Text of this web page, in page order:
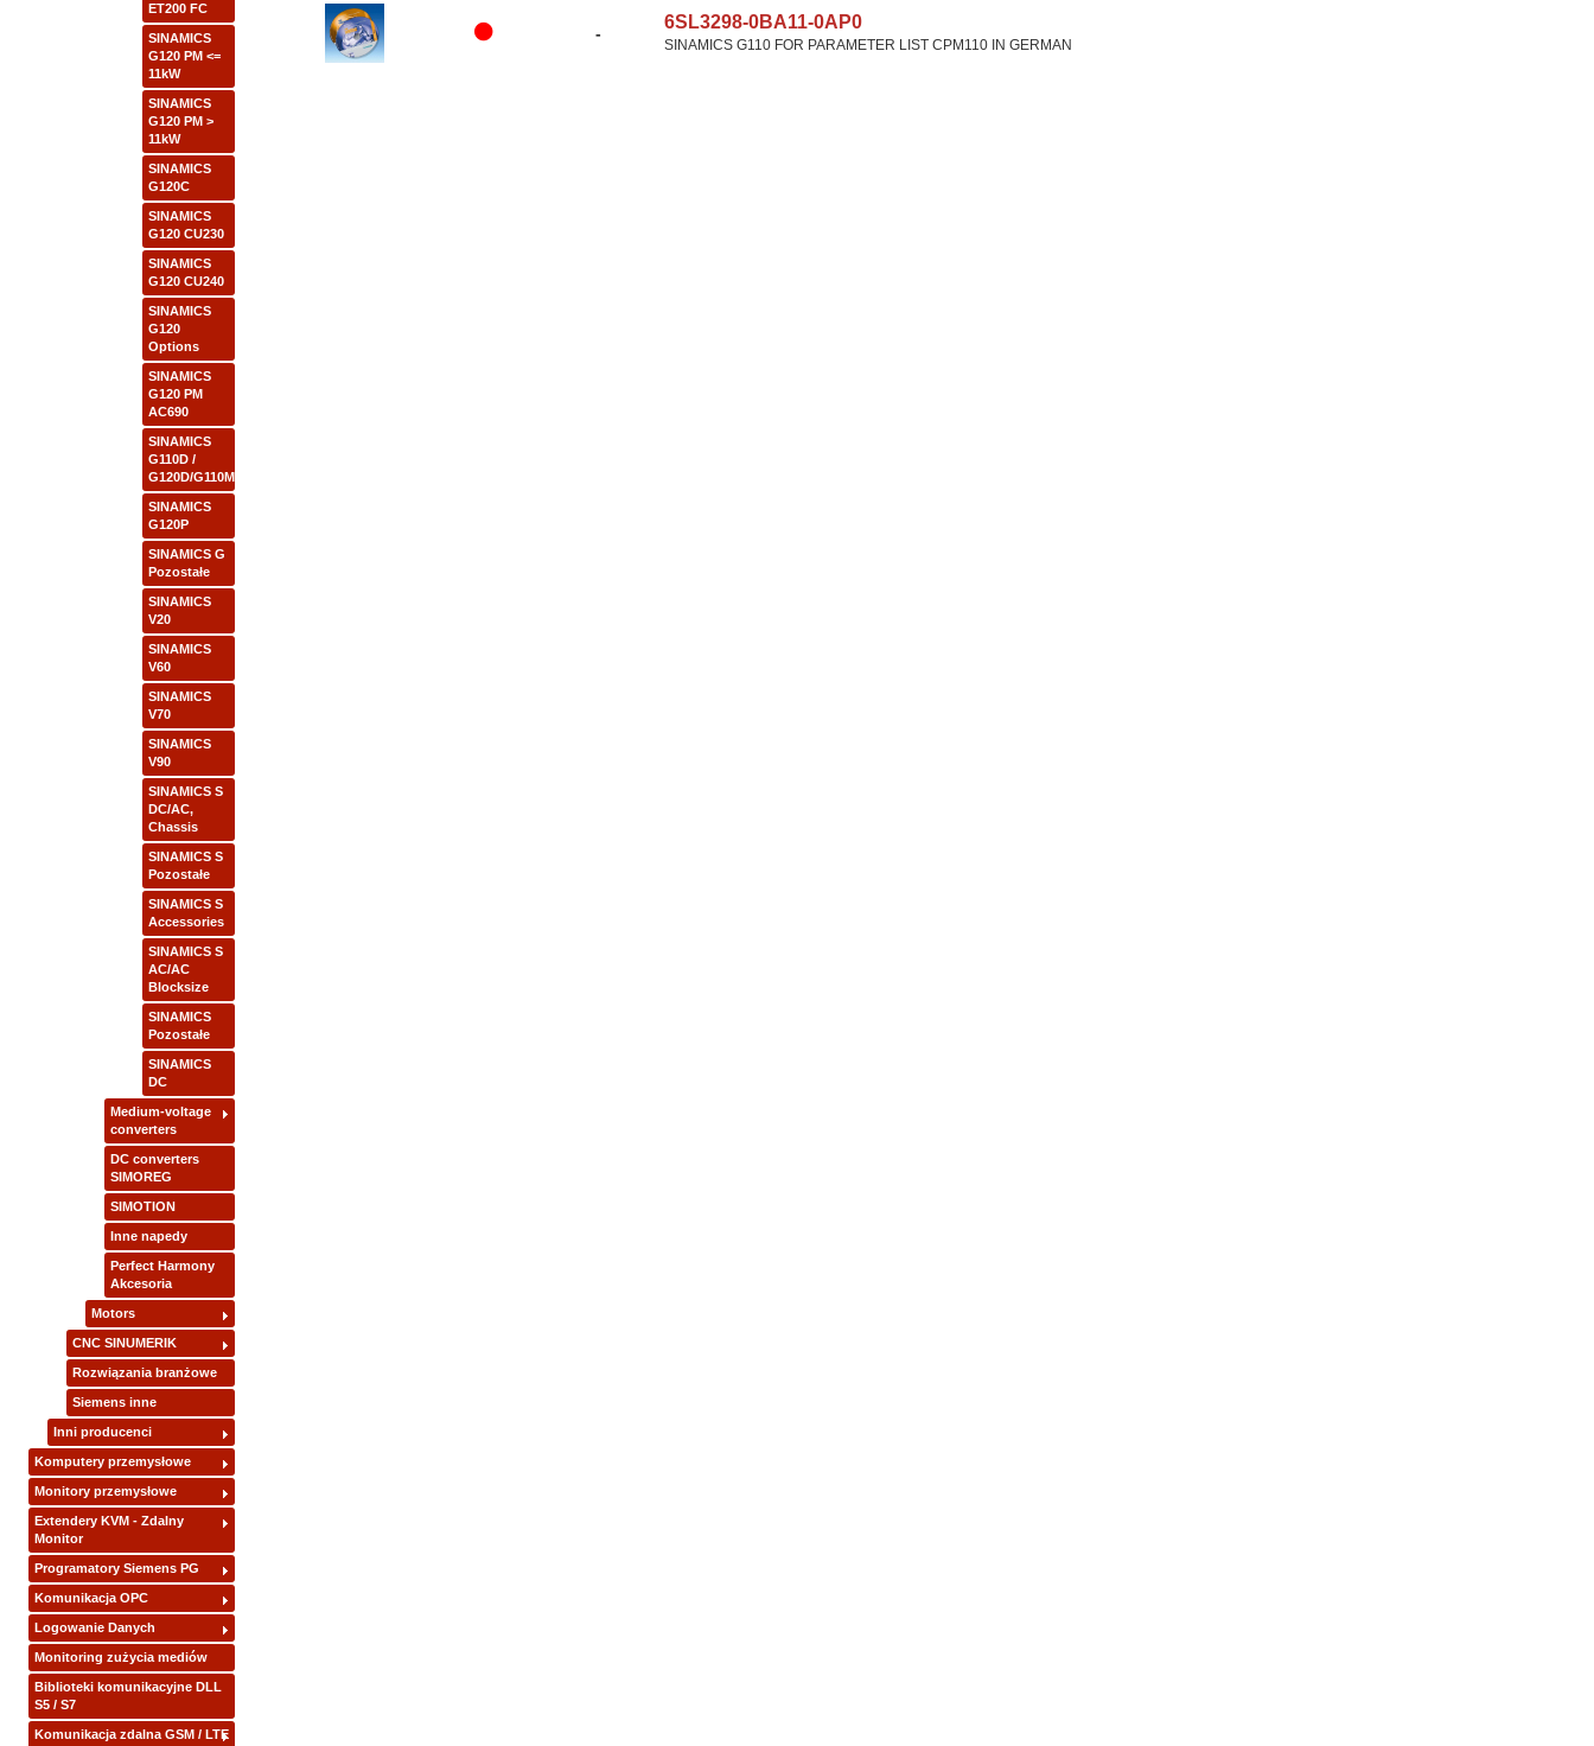
ET200 FC
SINAMICS
G120 PM <=
11kW
SINAMICS
G120 PM >
11kW
SINAMICS
G120C
SINAMICS
G120 CU230
SINAMICS
G120 CU240
SINAMICS
G120
Options
SINAMICS
G120 PM
AC690
SINAMICS
G110D /
G120D/G110M
SINAMICS
G120P
SINAMICS G
Pozostałe
SINAMICS
V20
SINAMICS
V60
SINAMICS
V70
SINAMICS
V90
SINAMICS S
DC/AC,
Chassis
SINAMICS S
Pozostałe
SINAMICS S
Accessories
SINAMICS S
AC/AC
Blocksize
SINAMICS
Pozostałe
SINAMICS
DC
Medium-voltage
converters
DC converters
SIMOREG
SIMOTION
Inne napedy
Perfect Harmony
Akcesoria
Motors
CNC SINUMERIK
Rozwiązania branżowe
Siemens inne
Inni producenci
Komputery przemysłowe
Monitory przemysłowe
Extendery KVM - Zdalny
Monitor
Programatory Siemens PG
Komunikacja OPC
Logowanie Danych
Monitoring zużycia mediów
Biblioteki komunikacyjne DLL
S5 / S7
Komunikacja zdalna GSM / LTE
-
6SL3298-0BA11-0AP0
SINAMICS G110 FOR PARAMETER LIST CPM110 IN GERMAN